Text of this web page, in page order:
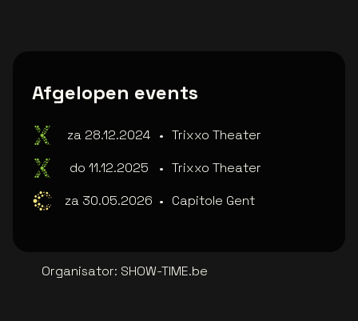
Afgelopen events
za 28.12.2024 • Trixxo Theater
do 11.12.2025
• Trixxo Theater
za 30.05.2026 • Capitole Gent
Organisator: SHOW-TIME.be